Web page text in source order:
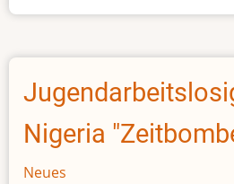
Afrikas
Größe
Nigeria
Neues